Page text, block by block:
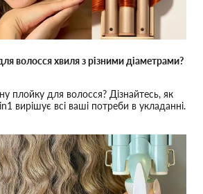
волосся хвиля з різними діаметрами?
плойку для волосся? Дізнайтесь, як
вирішує всі ваші потреби в укладанні.